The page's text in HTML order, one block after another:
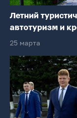
Летний
автотуризм и
25 марта